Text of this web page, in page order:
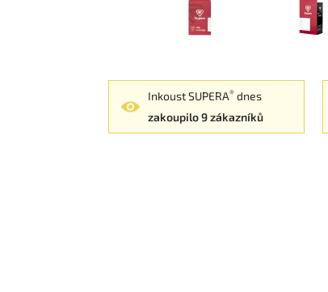
Inkoust SUPERA® dnes
zakoupilo 9 zákazníků